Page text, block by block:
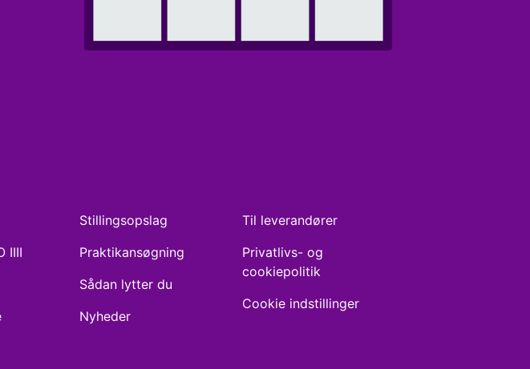
IIII
Stillingsopslag
Praktikansøgning
Sådan lytter du
Nyheder
Til leverandører
Privatlivs- og
cookiepolitik
Cookie indstillinger